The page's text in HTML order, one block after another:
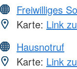
Freiwilliges
Karte: Link
Hausnotruf
Karte: Link